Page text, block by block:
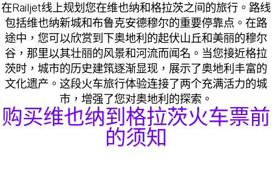
在Railjet线上规划您在维也纳和格拉茨之间的旅行。路线
包括维也纳新城和布鲁克安德穆尔的重要停靠点。在路
途中，您可以欣赏到下奥地利的起伏山丘和美丽的穆尔
谷，那里以其壮丽的风景和河流而闻名。当您接近格拉
茨时，城市的历史建筑逐渐显现，展示了奥地利丰富的
文化遗产。这段火车旅行体验连接了两个充满活力的城
市，增强了您对奥地利的探索。
购买维也纳到格拉茨火车票前
的须知